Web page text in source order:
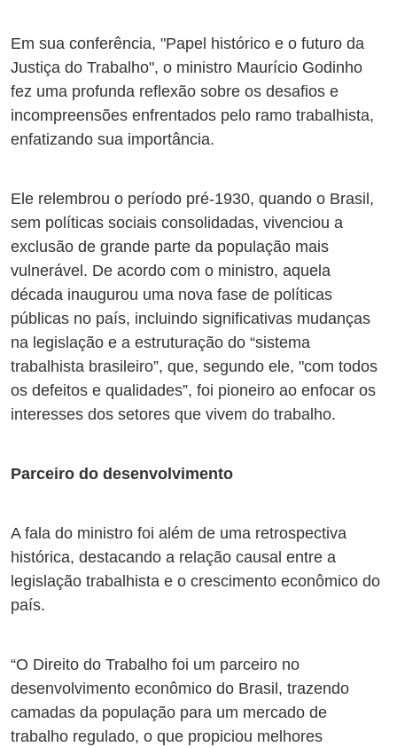
Em sua conferência, "Papel histórico e o futuro da
Justiça do Trabalho", o ministro Maurício Godinho
fez uma profunda reflexão sobre os desafios e
incompreensões enfrentados pelo ramo trabalhista,
enfatizando sua importância.
Ele relembrou o período pré-1930, quando o Brasil,
sem políticas sociais consolidadas, vivenciou a
exclusão de grande parte da população mais
vulnerável. De acordo com o ministro, aquela
década inaugurou uma nova fase de políticas
públicas no país, incluindo significativas mudanças
na legislação e a estruturação do “sistema
trabalhista brasileiro”, que, segundo ele, "com todos
os defeitos e qualidades”, foi pioneiro ao enfocar os
interesses dos setores que vivem do trabalho.
Parceiro do desenvolvimento
A fala do ministro foi além de uma retrospectiva
histórica, destacando a relação causal entre a
legislação trabalhista e o crescimento econômico do
país.
“O Direito do Trabalho foi um parceiro no
desenvolvimento econômico do Brasil, trazendo
camadas da população para um mercado de
trabalho regulado, o que propiciou melhores